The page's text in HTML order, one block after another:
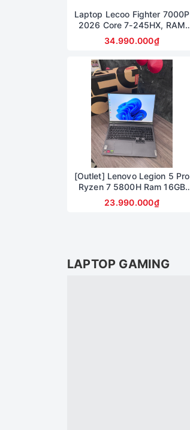
Laptop Lecoo Fighter 7000P
2026 Core 7-245HX, RAM
16GB, SSD 512GB, RTX 5060
8GB, màn 16 inch 2.5K 180Hz
34.990.000₫
[Outlet] Lenovo Legion 5 Pro
Ryzen 7 5800H Ram 16GB
SSD 512TB Card RTX 3060
6G Màn 16inch 2,5K 165Hz
23.990.000₫
LAPTOP GAMING